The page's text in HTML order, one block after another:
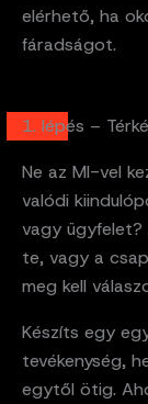
elérhető, ha
fáradságot.
1. lépés –
Ne az MI-vel
valódi
vagy ügyfelet?
te, vagy a
meg kell
Készíts egy
tevékenység,
egytől ötig.